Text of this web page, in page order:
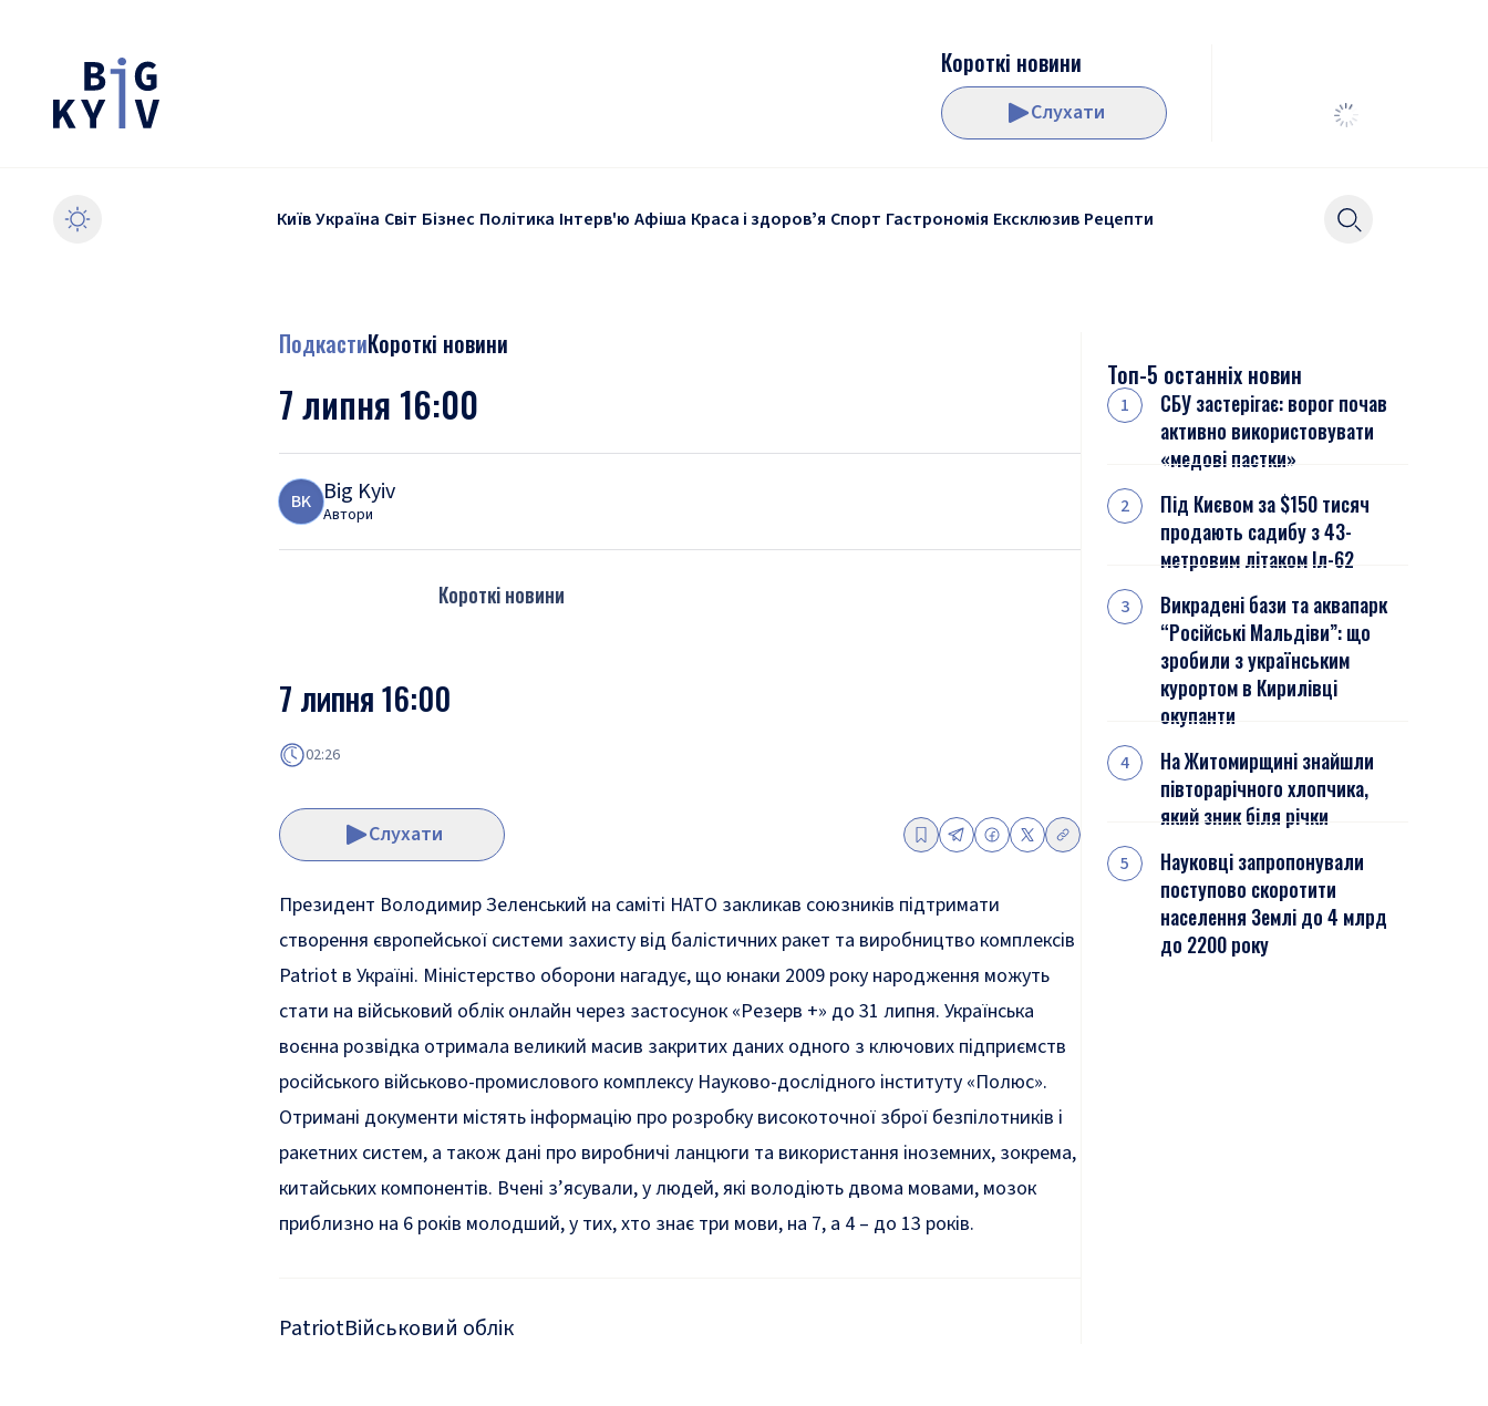
Короткі новини
Слухати
КиївУкраїна Світ Бізнес Політика Інтерв'ю Афіша Краса і здоровʼя Спорт Гастрономія Ексклюзив Рецепти
ПодкастиКороткі новини
7 липня 16:00
BK Big Kyiv
Автори
Короткі новини
7 липня 16:00
02:26
Слухати
Президент Володимир Зеленський на саміті НАТО закликав союзників підтримати
створення європейської системи захисту від балістичних ракет та виробництво комплексів
Patriot в Україні. Міністерство оборони нагадує, що юнаки 2009 року народження можуть
стати на військовий облік онлайн через застосунок «Резерв +» до 31 липня. Українська
воєнна розвідка отримала великий масив закритих даних одного з ключових підприємств
російського військово-промислового комплексу Науково-дослідного інституту «Полюс».
Отримані документи містять інформацію про розробку високоточної зброї безпілотників і
ракетних систем, а також дані про виробничі ланцюги та використання іноземних, зокрема,
китайських компонентів. Вчені з’ясували, у людей, які володіють двома мовами, мозок
приблизно на 6 років молодший, у тих, хто знає три мови, на 7, а 4 – до 13 років.
PatriotВійськовий облік
Топ-5 останніх новин
СБУ застерігає: ворог почав
активно використовувати
«медові пастки»
Під Києвом за $150 тисяч
продають садибу з 43-
метровим літаком Іл-62
Викрадені бази та аквапарк
“Російські Мальдіви”: що
зробили з українським
курортом в Кирилівці
окупанти
На Житомирщині знайшли
півторарічного хлопчика,
який зник біля річки
Науковці запропонували
поступово скоротити
населення Землі до 4 млрд
до 2200 року